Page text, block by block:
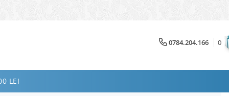
0784.204.166 0
LEI